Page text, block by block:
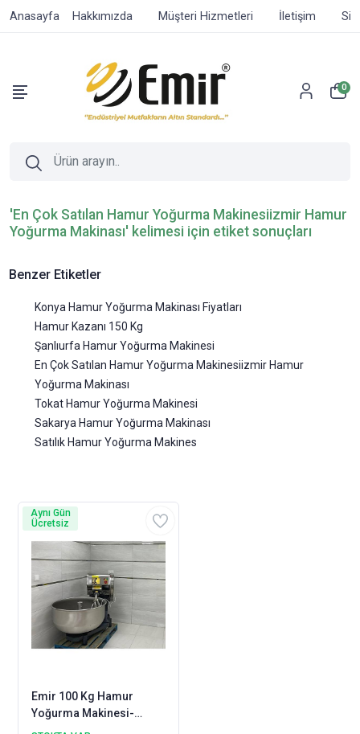
Anasayfa Hakkımızda Müşteri Hizmetleri İletişim
0
'En Çok Satılan Hamur Yoğurma Makinesiizmir Hamur
Yoğurma Makinası' kelimesi için etiket sonuçları
Benzer Etiketler
Konya Hamur Yoğurma Makinası Fiyatları
Hamur Kazanı 150 Kg
Şanlıurfa Hamur Yoğurma Makinesi
En Çok Satılan Hamur Yoğurma Makinesiizmir Hamur
Yoğurma Makinası
Tokat Hamur Yoğurma Makinesi
Sakarya Hamur Yoğurma Makinası
Satılık Hamur Yoğurma Makines
Emir 100 Kg Hamur
Yoğurma Makinesi-
Defransiyelli hamur
Aynı Gün
Ücretsiz